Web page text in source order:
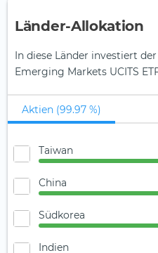
Länder-Allokation
In diese Länder investiert
Emerging Markets UCITS
Aktien (99.97 %)
Taiwan
China
Südkorea
Indien